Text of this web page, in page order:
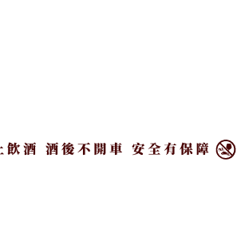
原物料：大麥、水、比利時季